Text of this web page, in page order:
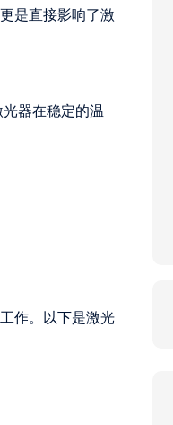
是直接影响了激
器在稳定的温
作。以下是激光